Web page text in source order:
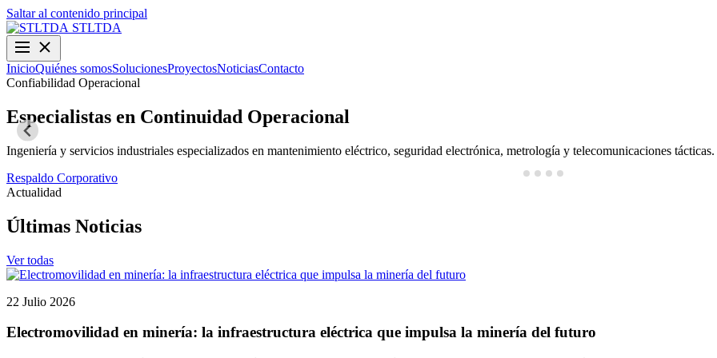
Saltar al contenido principal
STLTDA
InicioQuiénes somosSolucionesProyectosNoticiasContacto
Confiabilidad Operacional
Especialistas en Continuidad Operacional
Ingeniería y servicios industriales especializados en mantenimiento eléctrico, seguridad electrónica, metrología y telecomunicaciones tácticas.
Respaldo Corporativo
Actualidad
Últimas Noticias
Ver todas
22 Julio 2026
Electromovilidad en minería: la infraestructura eléctrica que impulsa la minería del futuro